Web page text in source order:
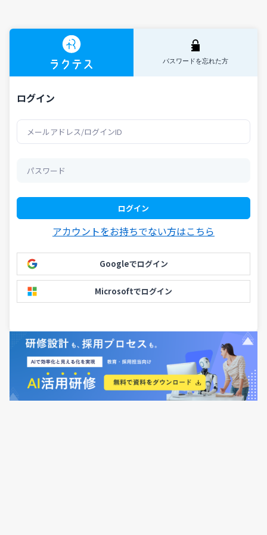
パスワードを忘れた方
ログイン
ログイン
アカウントをお持ちでない方はこちら
Googleでログイン
Microsoftでログイン